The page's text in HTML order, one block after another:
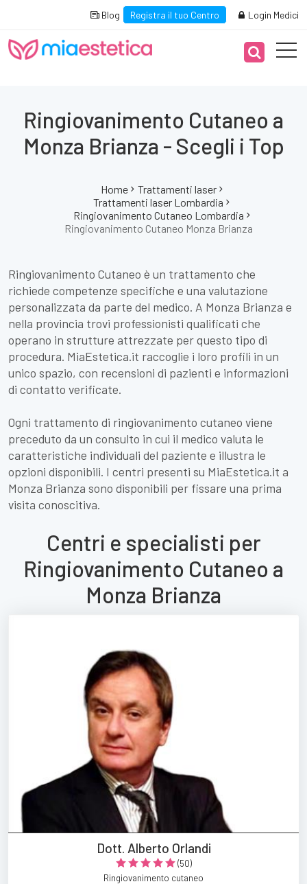
Blog Registra il tuo Centro Login Medici
Ringiovanimento Cutaneo a
Monza Brianza - Scegli i Top
Home
Trattamenti laser
Trattamenti laser Lombardia
Ringiovanimento Cutaneo Lombardia
Ringiovanimento Cutaneo Monza Brianza
Ringiovanimento Cutaneo è un trattamento che
richiede competenze specifiche e una valutazione
personalizzata da parte del medico. A Monza Brianza e
nella provincia trovi professionisti qualificati che
operano in strutture attrezzate per questo tipo di
procedura. MiaEstetica.it raccoglie i loro profili in un
unico spazio, con recensioni di pazienti e informazioni
di contatto verificate.
Ogni trattamento di ringiovanimento cutaneo viene
preceduto da un consulto in cui il medico valuta le
caratteristiche individuali del paziente e illustra le
opzioni disponibili. I centri presenti su MiaEstetica.it a
Monza Brianza sono disponibili per fissare una prima
visita conoscitiva.
Centri e specialisti per
Ringiovanimento Cutaneo a
Monza Brianza
Dott. Alberto Orlandi
(50)
Ringiovanimento cutaneo